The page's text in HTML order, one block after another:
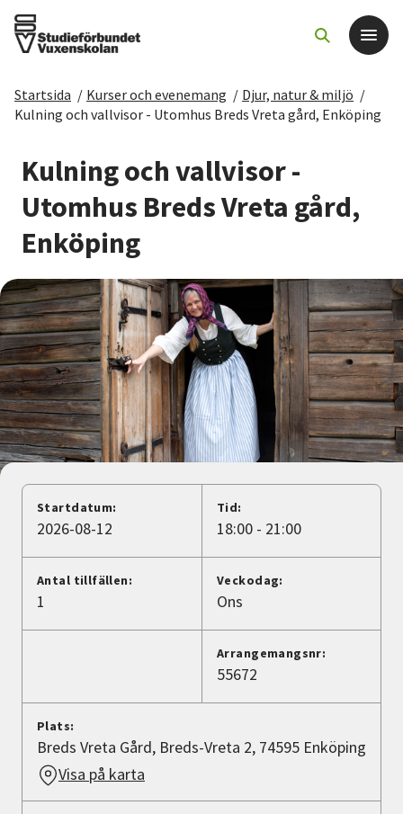
Det här gör vi
För dig som
Sök kurser och evenemang
Starta studiecirkel
Cirkelledare
Nyheter
Avdelningar
Lyssna
Startsida / Kurser och evenemang / Djur, natur & miljö /
Kulning och vallvisor - Utomhus Breds Vreta gård, Enköping
Kulning och vallvisor -
Utomhus Breds Vreta gård,
Enköping
Startdatum:
2026-08-12
Tid:
18:00 - 21:00
Antal tillfällen:
1
Veckodag:
Ons
Arrangemangsnr:
55672
Plats:
Breds Vreta Gård, Breds-Vreta 2, 74595 Enköping
Visa på karta